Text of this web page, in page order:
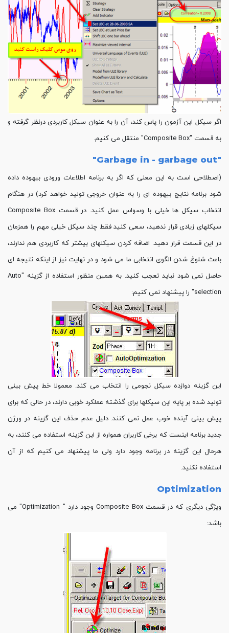
اگر سیکل این آزمون را پاس کند، آن را به عنوان سیکل کاربردی درنظر گرفته و
به قسمت "Composite Box" منتقل می کنیم.
"Garbage in - garbage out"
(اصطلاحی است به این معنی که اگر به برنامه اطلاعات ورودی بیهوده داده
شود برنامه نتایج بیهوده ای را به عنوان خروجی تولید خواهد کرد) در هنگام
انتخاب سیکل ها خیلی با وسواس عمل کنید. در قسمت Composite Box
سیکلهای زیادی قرار ندهید، سعی کنید فقط چند سیکل خیلی مهم را همزمان
در این قسمت قرار دهید. اضافه کردن سیکلهای بیشتر که کاربردی هم ندارند،
باعث شلوغ شدن الگوی انتخابی ما می شود و در نهایت نیز از اینکه نتیجه ای
حاصل نمی شود نباید تعجب کنید. به همین منظور استفاده از گزینه "Auto
selection" را پیشنهاد نمی کنیم:
این گزینه دوازده سیکل نجومی را انتخاب می کند. معمولا خط پیش بینی
تولید شده بر پایه این سیکلها برای گذشته عملکرد خوبی دارند، در حالی که برای
پیش بینی آینده خوب عمل نمی کنند. دلیل عدم حذف این گزینه در ورژن
جدید برنامه اینست که برخی کاربران همواره از این گزینه استفاده می کنند، به
هرحال این گزینه در برنامه وجود دارد ولی ما پیشنهاد می کنیم که از آن
استفاده نکنید.
Optimization
ویژگی دیگری که در قسمت Composite Box وجود دارد " Optimization" می
باشد: